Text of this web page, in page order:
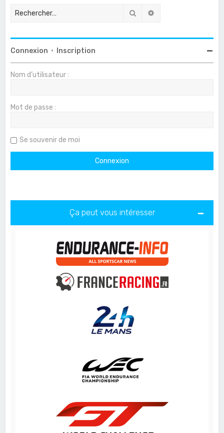
Rechercher
Connexion • Inscription
Nom d’utilisateur :
Mot de passe :
Se souvenir de moi
Ça peut vous intéresser